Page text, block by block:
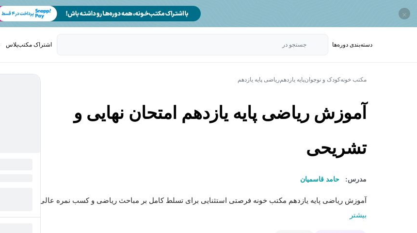
×
دسته‌بندی‌ دوره‌ها جستجو در اشتراک مکتب‌پلاس
مکتب خونهکودک و نوجوانپایه یازدهمریاضی پایه یازدهم
آموزش ریاضی پایه یازدهم امتحان نهایی و
تشریحی
مدرس: حامد قاسمیان
آموزش ریاضی پایه یازدهم مکتب خونه فرصتی استثنایی برای تسلط کامل بر مباحث ریاضی و کسب نمره عالی...
بیشتر